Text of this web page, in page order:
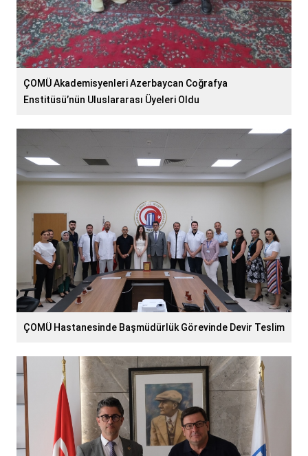
ÇOMÜ Akademisyenleri Azerbaycan Coğrafya
Enstitüsü’nün Uluslararası Üyeleri Oldu
ÇOMÜ Hastanesinde Başmüdürlük Görevinde Devir Teslim